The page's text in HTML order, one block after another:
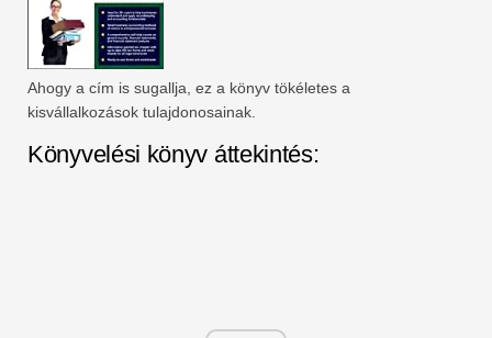
Ahogy a cím is sugallja, ez a könyv tökéletes a
kisvállalkozások tulajdonosainak.
Könyvelési könyv áttekintés: